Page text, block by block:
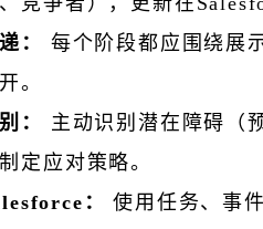
：
每个阶段都应围绕展
。
：
主动识别潜在障碍（
定应对策略。
：
使用任务、事